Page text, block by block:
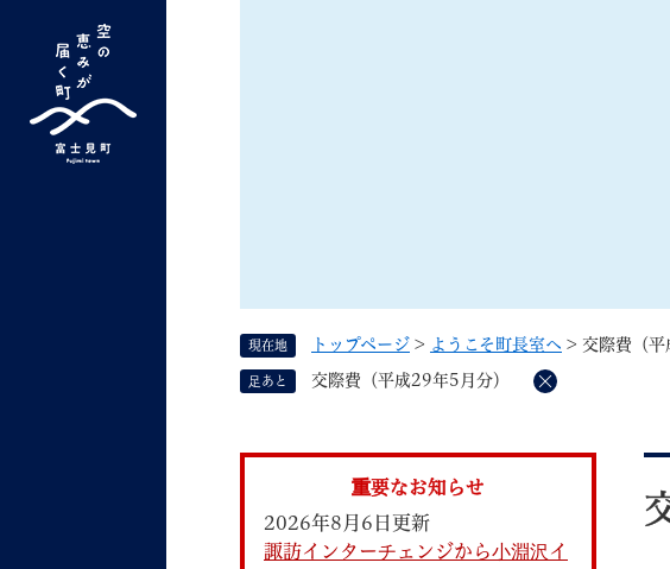
ム
くらしの情報 しごと・町づくり
組織で探す
現在地 トップページ > ようこそ町長室へ > 交際費（平
足あと 交際費（平成29年5月分）
削
文
重要なお知らせ
2026年8月6日更新
諏訪インターチェンジから小淵沢イ